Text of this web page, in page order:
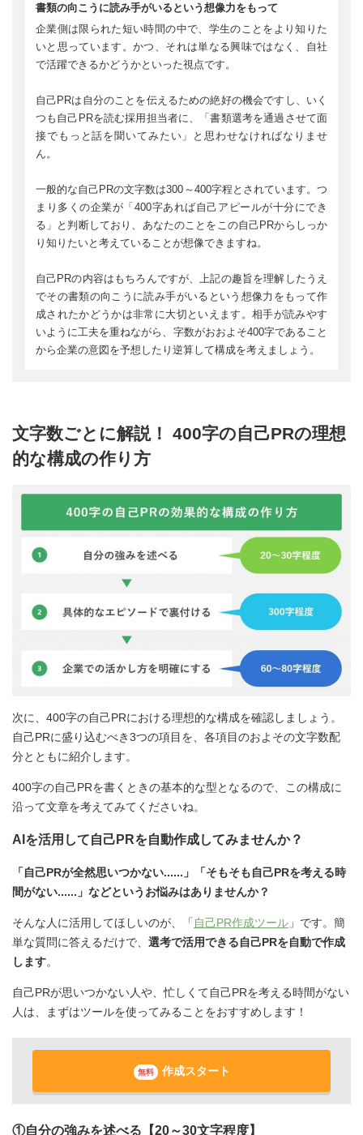
書類の向こうに読み手がいるという想像力をもって
企業側は限られた短い時間の中で、学生のことをより知りた
いと思っています。かつ、それは単なる興味ではなく、自社
で活躍できるかどうかといった視点です。
自己PRは自分のことを伝えるための絶好の機会ですし、いく
つも自己PRを読む採用担当者に、「書類選考を通過させて面
接でもっと話を聞いてみたい」と思わせなければなりませ
ん。
一般的な自己PRの文字数は300～400字程とされています。つ
まり多くの企業が「400字あれば自己アピールが十分にでき
る」と判断しており、あなたのことをこの自己PRからしっか
り知りたいと考えていることが想像できますね。
自己PRの内容はもちろんですが、上記の趣旨を理解したうえ
でその書類の向こうに読み手がいるという想像力をもって作
成されたかどうかは非常に大切といえます。相手が読みやす
いように工夫を重ねながら、字数がおおよそ400字であること
から企業の意図を予想したり逆算して構成を考えましょう。
文字数ごとに解説！ 400字の自己PRの理想
的な構成の作り方
次に、400字の自己PRにおける理想的な構成を確認しましょう。
自己PRに盛り込むべき3つの項目を、各項目のおよその文字数配
分とともに紹介します。
400字の自己PRを書くときの基本的な型となるので、この構成に
沿って文章を考えてみてくださいね。
AIを活用して自己PRを自動作成してみませんか？
「自己PRが全然思いつかない......」「そもそも自己PRを考える時
間がない......」などというお悩みはありませんか？
そんな人に活用してほしいのが、「自己PR作成ツール 」です。簡
単な質問に答えるだけで、 選考で活用できる自己PRを自動で作成
します。
自己PRが思いつかない人や、忙しくて自己PRを考える時間がない
人は、まずはツールを使ってみることをおすすめします！
無料 作成スタート
①自分の強みを述べる【20～30文字程度】